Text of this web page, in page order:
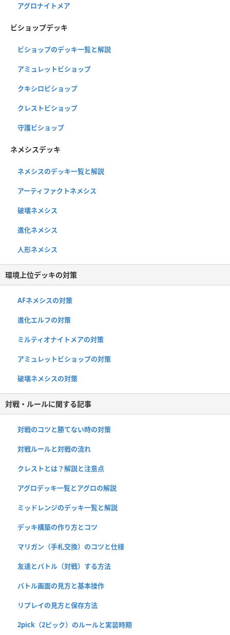
アグロナイトメア
ビショップデッキ
ビショップのデッキ一覧と解説
アミュレットビショップ
クキシロビショップ
クレストビショップ
守護ビショップ
ネメシスデッキ
ネメシスのデッキ一覧と解説
アーティファクトネメシス
破壊ネメシス
進化ネメシス
人形ネメシス
環境上位デッキの対策
AFネメシスの対策
進化エルフの対策
ミルティオナイトメアの対策
アミュレットビショップの対策
破壊ネメシスの対策
対戦・ルールに関する記事
対戦のコツと勝てない時の対策
対戦ルールと対戦の流れ
クレストとは？解説と注意点
アグロデッキ一覧とアグロの解説
ミッドレンジのデッキ一覧と解説
デッキ構築の作り方とコツ
マリガン（手札交換）のコツと仕様
友達とバトル（対戦）する方法
バトル画面の見方と基本操作
リプレイの見方と保存方法
2pick（2ピック）のルールと実装時期